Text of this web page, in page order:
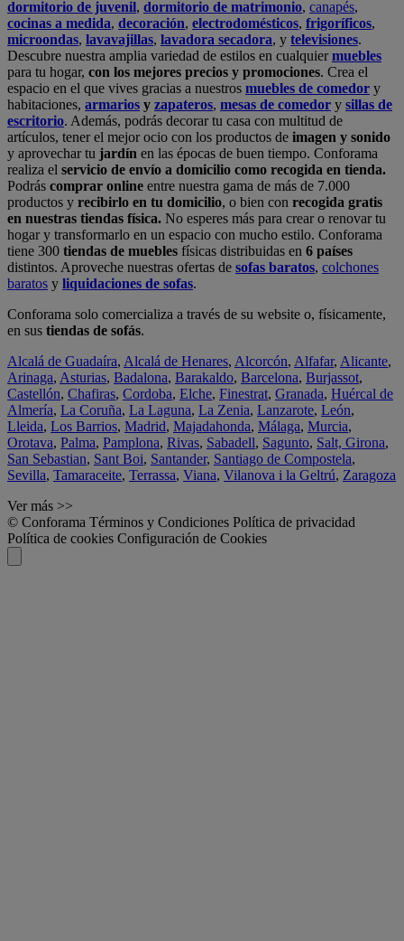
dormitorio de juvenil, dormitorio de matrimonio, canapés,
cocinas a medida, decoración, electrodomésticos, frigoríficos,
microondas, lavavajillas, lavadora secadora, y televisiones.
Descubre nuestra amplia variedad de estilos en cualquiermuebles
para tu hogar, con los mejores precios y promociones. Crea el
espacio en el que vives gracias a nuestros muebles de comedor y
habitaciones, armarios y zapateros, mesas de comedor y sillas de
escritorio. Además, podrás decorar tu casa con multitud de
artículos, tener el mejor ocio con los productos de imagen y sonido
y aprovechar tu jardín en las épocas de buen tiempo. Conforama
realiza el servicio de envío a domicilio como recogida en tienda.
Podrás comprar online entre nuestra gama de más de 7.000
productos y recibirlo en tu domicilio, o bien con recogida gratis
en nuestras tiendas física. No esperes más para crear o renovar tu
hogar y transformarlo en un espacio con mucho estilo. Conforama
tiene 300 tiendas de muebles físicas distribuidas en 6 países
distintos. Aproveche nuestras ofertas de sofas baratos, colchones
baratos y liquidaciones de sofas.
Conforama solo comercializa a través de su website o, físicamente,
en sus tiendas de sofás.
Alcalá de Guadaíra, Alcalá de Henares, Alcorcón, Alfafar, Alicante,
Arinaga, Asturias, Badalona, Barakaldo, Barcelona, Burjassot,
Castellón, Chafiras, Cordoba, Elche, Finestrat, Granada, Huércal de
Almería, La Coruña, La Laguna, La Zenia, Lanzarote, León,
Lleida, Los Barrios, Madrid, Majadahonda, Málaga, Murcia,
Orotava, Palma, Pamplona, Rivas, Sabadell, Sagunto, Salt, Girona,
San Sebastian, Sant Boi, Santander, Santiago de Compostela,
Sevilla, Tamaraceite, Terrassa, Viana, Vilanova i la Geltrú, Zaragoza
Ver más >>
© Conforama Términos y Condiciones Política de privacidad
Política de cookies Configuración de Cookies